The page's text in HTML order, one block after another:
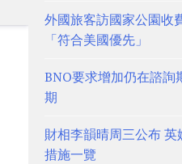
外國旅客訪國家公園收
「符合美國優先」
BNO要求增加仍在諮詢
期
財相李韻晴周三公布 英
措施一覽